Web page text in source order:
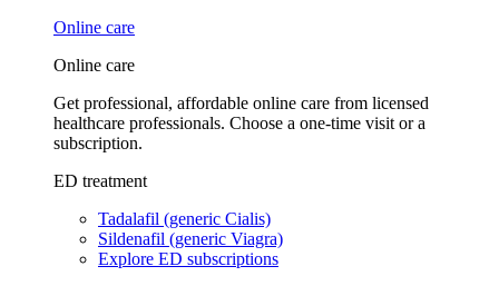
Online care
Online care
Get professional, affordable online care from licensed
healthcare professionals. Choose a one-time visit or a
subscription.
ED treatment
Tadalafil (generic Cialis)
Sildenafil (generic Viagra)
Explore ED subscriptions